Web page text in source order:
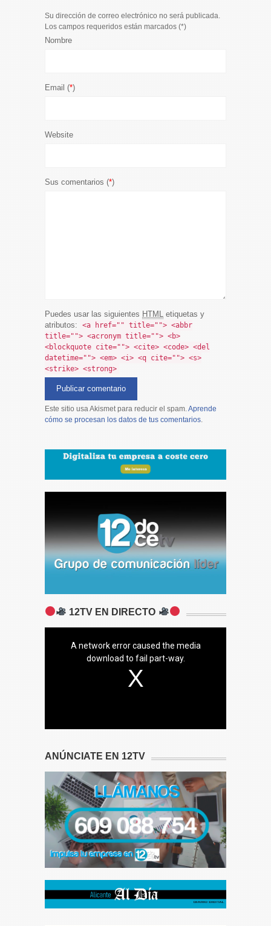
Su dirección de correo electrónico no será publicada.
Los campos requeridos están marcados (*)
Nombre
Email (*)
Website
Sus comentarios (*)
Puedes usar las siguientes HTML
etiquetas y
atributos:
<a href="" title=""> <abbr
title=""> <acronym title=""> <b>
<blockquote cite=""> <cite> <code> <del
datetime=""> <em> <i> <q cite=""> <s>
<strike> <strong>
Este sitio usa Akismet para reducir el spam. Aprende
cómo se procesan los datos de tus comentarios
12TV EN DIRECTO
A network error caused the media
download to fail part-way.
ANÚNCIATE EN 12TV